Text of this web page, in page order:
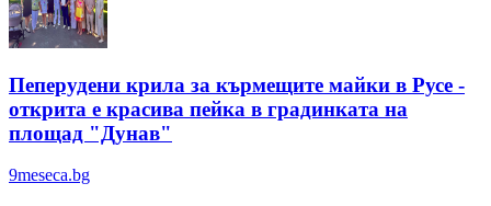
Пеперудени крила за кърмещите майки в Русе -
открита е красива пейка в градинката на
площад "Дунав"
9meseca.bg